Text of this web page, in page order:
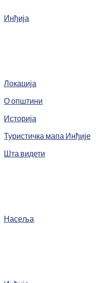
Инђија
Локација
О општини
Историја
Туристичка мапа Инђије
Шта видети
Насеља